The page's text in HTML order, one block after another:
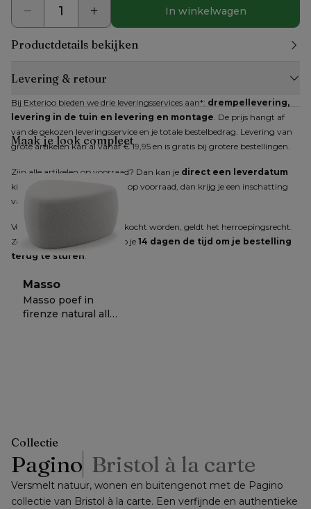
In winkelwagen
Productdetails bekijken
Levering & retour
Bij Exterioo bieden we drie leveringsservices aan*: drempellevering,
levering in de tuin en levering en montage. De prijs hangt af
van de gekozen leveringsservice en je totale bestelbedrag. Levering van
grote artikelen kan al vanaf € 19,95 en is gratis bij grotere bestellingen.
Zijn alle artikelen op voorraad? Dan kan je direct een leverdatum
kiezen. Zijn niet alle artikelen op voorraad, dan krijg je een inschatting
van de verwachte levertijd.
Voor producten die online gekocht worden, geldt het herroepingsrecht.
Zodra je dit hebt gemeld, heb je 14 dagen de tijd om je bestelling
terug te sturen.
Maak je look compleet
Masso
Masso poef in
firenze natural all
Collectie
Pagino Bristol à la carte
Versmelt natuur, wonen en buitengenot met de Pagino
collectie van Bristol à la carte. Een verfijnde en authentieke